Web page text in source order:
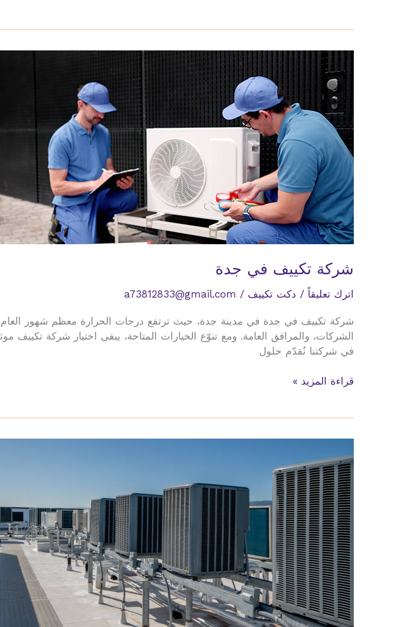
جدة
شركة تكييف في جدة
اترك تعليقاً / دكت تكييف /
a73812833@gmail.com
شركة تكييف في جدة في مدينة جدة، حيث ترتفع درجات الحرارة معظم شهور العام،
الشركات، والمرافق العامة. ومع تنوّع الخيارات المتاحة، يبقى اختيار شركة
في شركتنا نُقدّم حلول
شركة
قراءة المزيد »